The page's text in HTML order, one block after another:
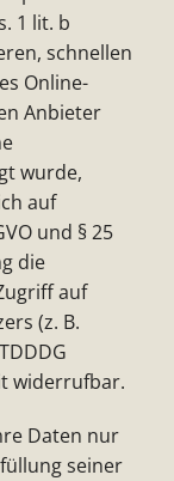
1 lit. b
schnellen
Online-
Anbieter
wurde,
auf
und § 25
die
auf
(z. B.
widerrufbar.
Daten nur
seiner